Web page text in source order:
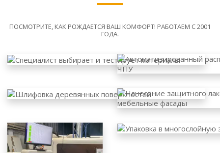
ПОСМОТРИТЕ, КАК РОЖДАЕТСЯ ВАШ КОМФОРТ! РАБОТАЕМ С 2001
ГОДА.